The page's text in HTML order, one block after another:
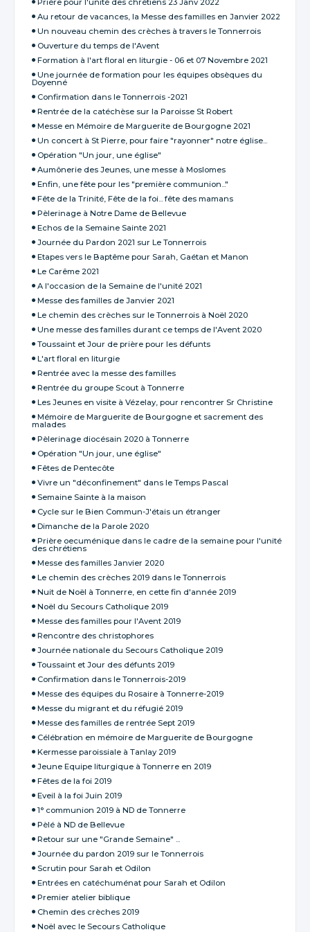
Au retour de vacances, la Messe des familles en Janvier 2022
Un nouveau chemin des crèches à travers le Tonnerrois
Ouverture du temps de l'Avent
Formation à l'art floral en liturgie - 06 et 07 Novembre 2021
Une journée de formation pour les équipes obsèques du
Doyenné
Confirmation dans le Tonnerrois -2021
Rentrée de la catéchèse sur la Paroisse St Robert
Messe en Mémoire de Marguerite de Bourgogne 2021
Un concert à St Pierre, pour faire "rayonner" notre église...
Opération "Un jour, une église"
Aumônerie des Jeunes, une messe à Moslomes
Enfin, une fête pour les "première communion..."
Fête de la Trinité, Fête de la foi... fête des mamans
Pèlerinage à Notre Dame de Bellevue
Echos de la Semaine Sainte 2021
Journée du Pardon 2021 sur Le Tonnerrois
Etapes vers le Baptême pour Sarah, Gaétan et Manon
Le Carême 2021
A l'occasion de la Semaine de l'unité 2021
Messe des familles de Janvier 2021
Le chemin des crèches sur le Tonnerrois à Noël 2020
Une messe des familles durant ce temps de l'Avent 2020
Toussaint et Jour de prière pour les défunts
L'art floral en liturgie
Rentrée avec la messe des familles
Rentrée du groupe Scout à Tonnerre
Les Jeunes en visite à Vézelay, pour rencontrer Sr Christine
Mémoire de Marguerite de Bourgogne et sacrement des
malades
Pèlerinage diocésain 2020 à Tonnerre
Opération "Un jour, une église"
Fêtes de Pentecôte
Vivre un "déconfinement" dans le Temps Pascal
Semaine Sainte à la maison
Cycle sur le Bien Commun-J'étais un étranger
Dimanche de la Parole 2020
Prière oecuménique dans le cadre de la semaine pour l'unité
des chrétiens
Messe des familles Janvier 2020
Le chemin des crèches 2019 dans le Tonnerrois
Nuit de Noël à Tonnerre, en cette fin d'année 2019
Noël du Secours Catholique 2019
Messe des familles pour l'Avent 2019
Rencontre des christophores
Journée nationale du Secours Catholique 2019
Toussaint et Jour des défunts 2019
Confirmation dans le Tonnerrois-2019
Messe des équipes du Rosaire à Tonnerre-2019
Messe du migrant et du réfugié 2019
Messe des familles de rentrée Sept 2019
Célébration en mémoire de Marguerite de Bourgogne
Kermesse paroissiale à Tanlay 2019
Jeune Equipe liturgique à Tonnerre en 2019
Fêtes de la foi 2019
Eveil à la foi Juin 2019
1° communion 2019 à ND de Tonnerre
Pèlé à ND de Bellevue
Retour sur une "Grande Semaine" ...
Journée du pardon 2019 sur le Tonnerrois
Scrutin pour Sarah et Odilon
Entrées en catéchuménat pour Sarah et Odilon
Premier atelier biblique
Chemin des crèches 2019
Noël avec le Secours Catholique